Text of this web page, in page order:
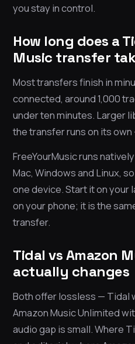
you stay in control.
How long does a
Music transfer
Most transfers finish in
connected, around 1,000
under ten minutes. Larger
the transfer runs on its
FreeYourMusic runs
Mac, Windows and Linux,
one device. Start it on your
on your phone; it is the
transfer.
Tidal vs Amazon
actually changes
Both offer lossless — Tidal
Amazon Music Unlimited
audio gap is small. Where